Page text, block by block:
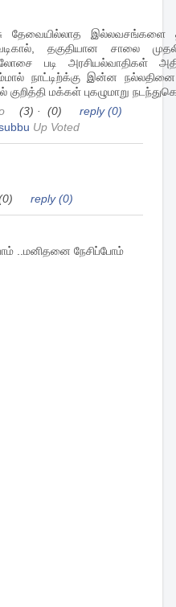
தேவையில்லாத இல்லவசங்களை
தகுதியான சாலை
படி அரசியல்வாதிகள்
நாட்டிற்க்கு இன்ன
மக்கள் புகழுமாறு
(3) · (0) reply (0)
Up Voted
reply (0)
..மனிதனை நேசிப்போம்